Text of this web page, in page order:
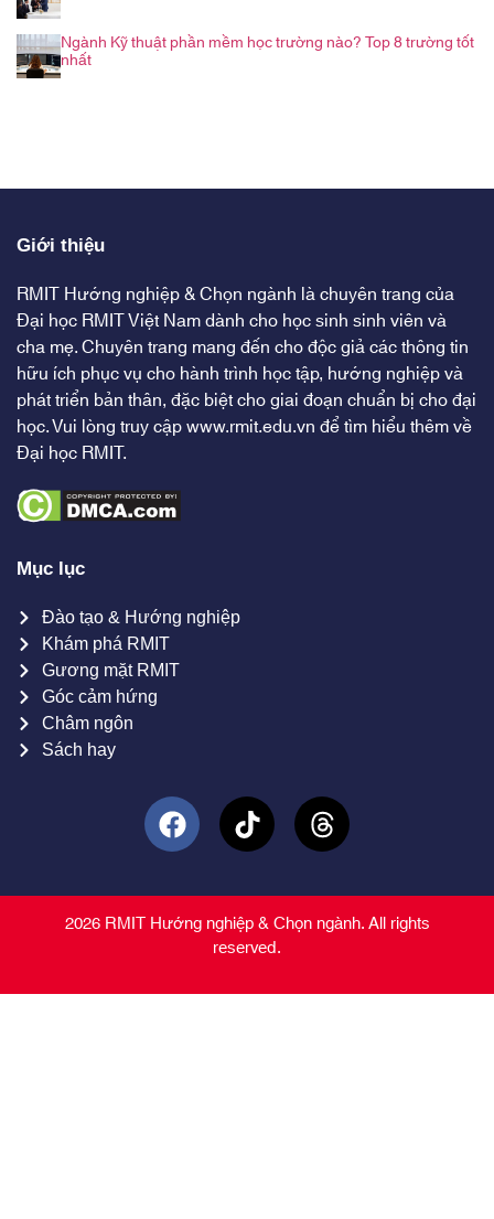
Ngành Kỹ thuật phần mềm học trường nào? Top 8 trường tốt
nhất
Giới thiệu
RMIT Hướng nghiệp & Chọn ngành là chuyên trang của
Đại học RMIT Việt Nam dành cho học sinh sinh viên và
cha mẹ. Chuyên trang mang đến cho độc giả các thông tin
hữu ích phục vụ cho hành trình học tập, hướng nghiệp và
phát triển bản thân, đặc biệt cho giai đoạn chuẩn bị cho đại
học. Vui lòng truy cậpwww.rmit.edu.vnđể tìm hiểu thêm về
Đại học RMIT.
Mục lục
Đào tạo & Hướng nghiệp
Khám phá RMIT
Gương mặt RMIT
Góc cảm hứng
Châm ngôn
Sách hay
2026 RMIT Hướng nghiệp & Chọn ngành. All rights
reserved.